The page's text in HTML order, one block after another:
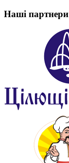
Наші партнери